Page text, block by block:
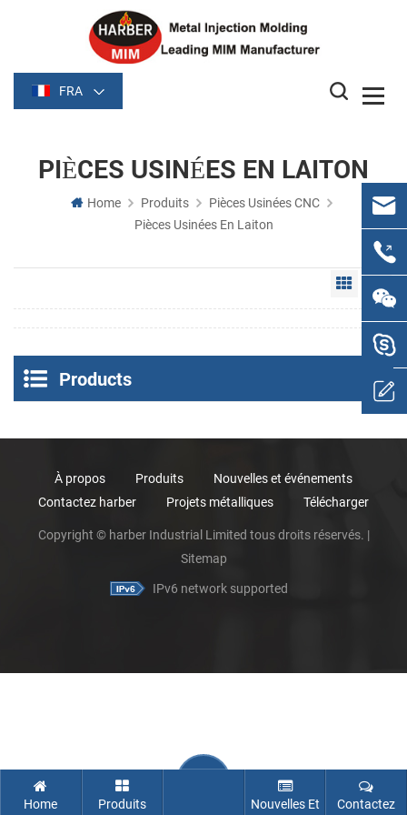
FRA
PIÈCES USINÉES EN LAITON
Home Produits
Pièces Usinées CNC
Pièces Usinées En Laiton
Grid
Products
À propos Produits
Nouvelles et événements
Contactez harber
Projets métalliques Télécharger
Copyright © harber Industrial Limited tous droits réservés. |
Sitemap
IPv6 network supported
Home Produits Nouvelles Et Contactez